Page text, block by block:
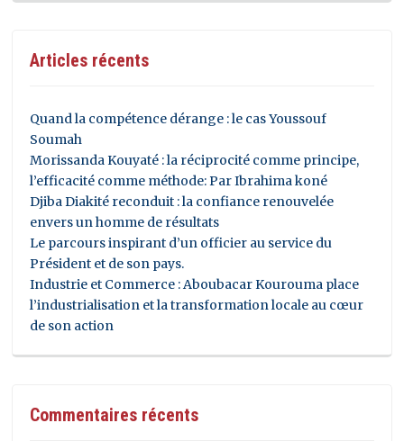
Articles récents
Quand la compétence dérange : le cas Youssouf
Soumah
Morissanda Kouyaté : la réciprocité comme principe,
l’efficacité comme méthode: Par Ibrahima koné
Djiba Diakité reconduit : la confiance renouvelée
envers un homme de résultats
Le parcours inspirant d’un officier au service du
Président et de son pays.
Industrie et Commerce : Aboubacar Kourouma place
l’industrialisation et la transformation locale au cœur
de son action
Commentaires récents